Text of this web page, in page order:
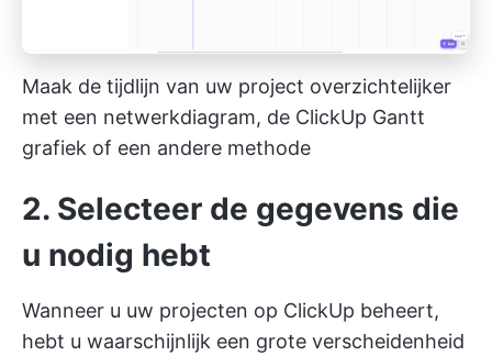
Maak de tijdlijn van uw project overzichtelijker
met een netwerkdiagram, de ClickUp Gantt
grafiek of een andere methode
2. Selecteer de gegevens die
u nodig hebt
Wanneer u uw projecten op ClickUp beheert,
hebt u waarschijnlijk een grote verscheidenheid